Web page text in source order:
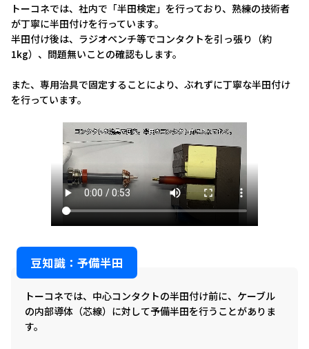
トーコネでは、社内で「半田検定」を行っており、熟練の技術者
が丁寧に半田付けを行っています。
半田付け後は、ラジオペンチ等でコンタクトを引っ張り（約
1kg）、問題無いことの確認もします。
また、専用治具で固定することにより、ぶれずに丁寧な半田付け
を行っています。
豆知識：予備半田
トーコネでは、中心コンタクトの半田付け前に、ケーブル
の内部導体（芯線）に対して予備半田を行うことがありま
す。